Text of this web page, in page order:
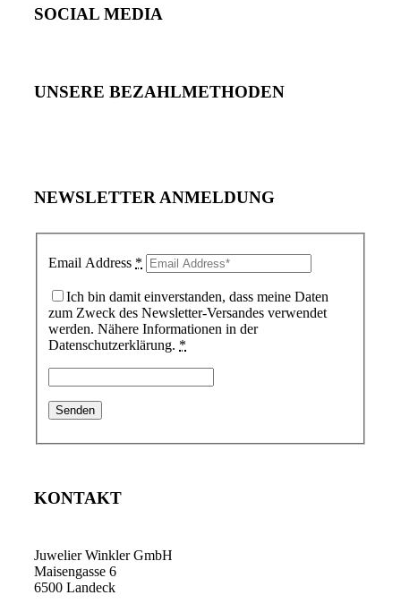
SOCIAL MEDIA
UNSERE BEZAHLMETHODEN
NEWSLETTER ANMELDUNG
Email Address *
Ich bin damit einverstanden, dass meine Daten
zum Zweck des Newsletter-Versandes verwendet
werden. Nähere Informationen in der
Datenschutzerklärung. *
KONTAKT
Juwelier Winkler GmbH
Maisengasse 6
6500 Landeck